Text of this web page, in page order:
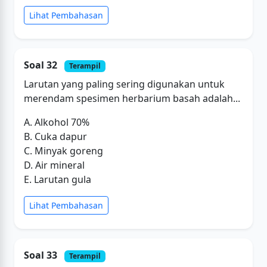
Lihat Pembahasan
Soal 32 Terampil
Larutan yang paling sering digunakan untuk
merendam spesimen herbarium basah adalah...
A. Alkohol 70%
B. Cuka dapur
C. Minyak goreng
D. Air mineral
E. Larutan gula
Lihat Pembahasan
Soal 33 Terampil